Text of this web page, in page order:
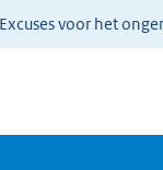
voor het